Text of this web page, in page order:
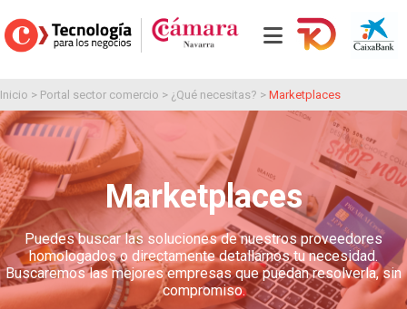
Inicio > Portal sector comercio > ¿Qué necesitas? > Marketplaces
Marketplaces
Puedes buscar las soluciones de nuestros proveedores
homologados o directamente detallarnos tu necesidad.
Buscaremos las mejores empresas que puedan resolverla, sin
compromiso.